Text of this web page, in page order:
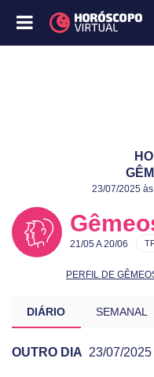
Publicado:
23/07/2025
Atualizado:
23/07/2025
23/07/2025
21/05 A 20/06
PERFIL DE
DIÁRIO SEMANAL
OUTRO DIA 23/07/2025